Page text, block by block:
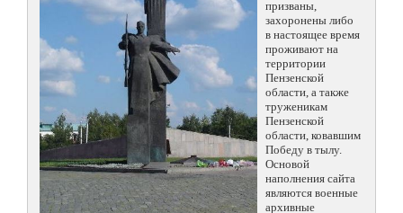
призваны,
захоронены либо
в настоящее время
проживают на
территории
Пензенской
области, а также
труженикам
Пензенской
области, ковавшим
Победу в тылу.
Основой
наполнения сайта
являются военные
архивные